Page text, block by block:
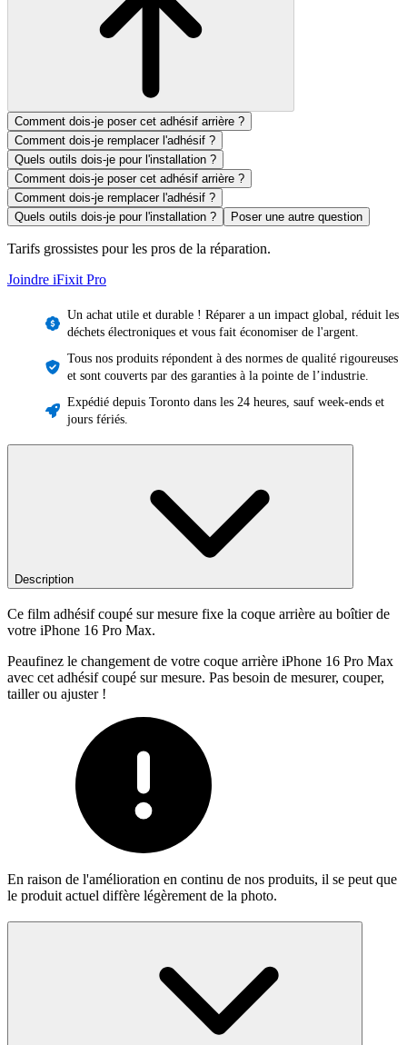
Comment dois-je poser cet adhésif arrière ?
Comment dois-je remplacer l'adhésif ?
Quels outils dois-je pour l'installation ?
Comment dois-je poser cet adhésif arrière ?
Comment dois-je remplacer l'adhésif ?
Quels outils dois-je pour l'installation ?
Poser une autre question
Tarifs grossistes pour les pros de la réparation.
Joindre iFixit Pro
Un achat utile et durable ! Réparer a un impact global, réduit les
déchets électroniques et vous fait économiser de l'argent.
Tous nos produits répondent à des normes de qualité rigoureuses
et sont couverts par des garanties à la pointe de l’industrie.
Expédié depuis Toronto dans les 24 heures, sauf week-ends et
jours fériés.
Description
Ce film adhésif coupé sur mesure fixe la coque arrière au boîtier de
votre iPhone 16 Pro Max.
Peaufinez le changement de votre coque arrière iPhone 16 Pro Max
avec cet adhésif coupé sur mesure. Pas besoin de mesurer, couper,
tailler ou ajuster !
En raison de l'amélioration en continu de nos produits, il se peut que
le produit actuel diffère légèrement de la photo.